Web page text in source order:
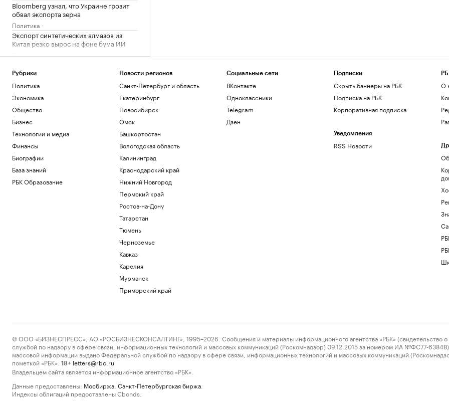
Bloomberg узнал, что Украине грозит
обвал экспорта зерна
Политика
Экспорт синтетических алмазов из
Китая резко вырос на фоне бума ИИ
Технологии и медиа
пострадали четыре человека
Общество
Telegraph сообщил о выплатах УЕФА
вероятной любовнице Инфантино
Спорт
Рубрики
Политика
Экономика
Общество
Бизнес
Технологии и медиа
Финансы
Биографии
База знаний
РБК Образование
Новости регионов
Санкт-Петербург и область
Екатеринбург
Новосибирск
Омск
Башкортостан
Вологодская область
Калининград
Краснодарский край
Нижний Новгород
Пермский край
Ростов-на-Дону
Татарстан
Тюмень
Черноземье
Кавказ
Карелия
Мурманск
Приморский край
Социальные сети
ВКонтакте
Одноклассники
Telegram
Дзен
Подписки
Скрыть баннеры на РБК
Подписка на РБК
Корпоративная подписка
Уведомления
RSS Новости
О
© ООО «БИЗНЕСПРЕСС», АО «РОСБИЗНЕСКОНСАЛТИНГ», 1995–2026. Сообщения и материалы информационного агентства «РБК» (свидетельство о
службой по надзору в сфере связи, информационных технологий и массовых коммуникаций (Роскомнадзор) 09.12.2015 за номером ИА №ФС77-63848)
массовой информации выдано Федеральной службой по надзору в сфере связи, информационных технологий и массовых коммуникаций
пометкой «РБК».
18+ letters@rbc.ru
Владельцем сайта является информационное агентство «РБК».
Данные предоставлены: Мосбиржа Санкт-Петербургская биржа
Индексы облигаций предоставлены Cbonds.